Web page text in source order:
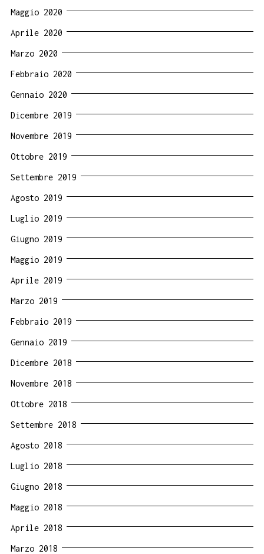
Maggio 2020
Aprile 2020
Marzo 2020
Febbraio 2020
Gennaio 2020
Dicembre 2019
Novembre 2019
Ottobre 2019
Settembre 2019
Agosto 2019
Luglio 2019
Giugno 2019
Maggio 2019
Aprile 2019
Marzo 2019
Febbraio 2019
Gennaio 2019
Dicembre 2018
Novembre 2018
Ottobre 2018
Settembre 2018
Agosto 2018
Luglio 2018
Giugno 2018
Maggio 2018
Aprile 2018
Marzo 2018